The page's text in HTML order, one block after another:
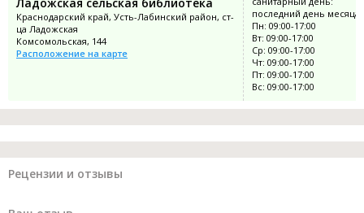
Ладожская сельская библиотека
Краснодарский край, Усть-Лабинский район, ст-
ца Ладожская
Комсомольская, 144
Расположение на карте
последний день месяца
Пн: 09:00-17:00
Вт: 09:00-17:00
Ср: 09:00-17:00
Чт: 09:00-17:00
Пт: 09:00-17:00
Вс: 09:00-17:00
Рецензии и отзывы